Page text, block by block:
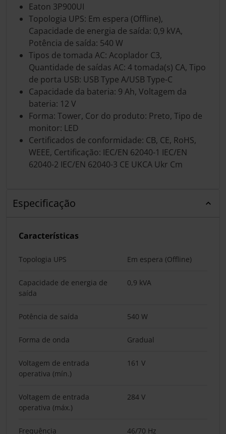
Eaton 3P900UI
Topologia UPS: Em espera (Offline),
Capacidade de energia de saída: 0,9 kVA,
Potência de saída: 540 W
Tipos de tomada AC: Acoplador C3,
Quantidade de saídas AC: 4 tomada(s) CA, Tipo
de porta USB: USB Type A/USB Type-C
Capacidade da bateria: 9 Ah, Voltagem da
bateria: 12 V
Forma: Tower, Cor do produto: Preto, Tipo de
monitor: LED
Certificados de conformidade: CB, CE, RoHS,
WEEE, Certificação: IEC/EN 62040-1 IEC/EN
62040-2 IEC/EN 62040-3 CE UKCA Ukr Cm
Especificação
Características
Topologia UPS Em espera (Offline)
Capacidade de energia de
saída
0,9 kVA
Potência de saída 540 W
Forma de onda Gradual
Voltagem de entrada
operativa (mín.)
161 V
Voltagem de entrada
operativa (máx.)
284 V
Frequência 46/70 Hz